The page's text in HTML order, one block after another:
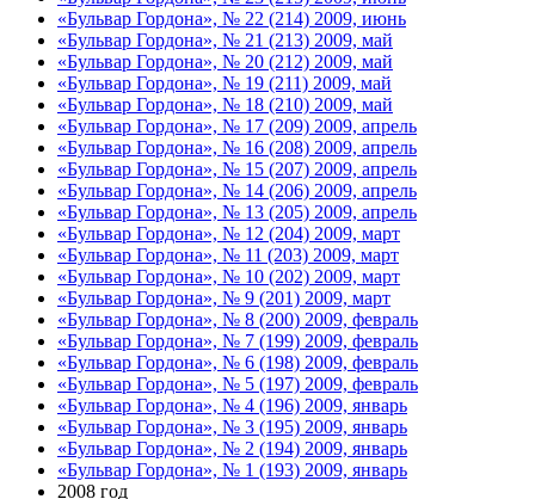
«Бульвар Гордона», № 22 (214) 2009, июнь
«Бульвар Гордона», № 21 (213) 2009, май
«Бульвар Гордона», № 20 (212) 2009, май
«Бульвар Гордона», № 19 (211) 2009, май
«Бульвар Гордона», № 18 (210) 2009, май
«Бульвар Гордона», № 17 (209) 2009, апрель
«Бульвар Гордона», № 16 (208) 2009, апрель
«Бульвар Гордона», № 15 (207) 2009, апрель
«Бульвар Гордона», № 14 (206) 2009, апрель
«Бульвар Гордона», № 13 (205) 2009, апрель
«Бульвар Гордона», № 12 (204) 2009, март
«Бульвар Гордона», № 11 (203) 2009, март
«Бульвар Гордона», № 10 (202) 2009, март
«Бульвар Гордона», № 9 (201) 2009, март
«Бульвар Гордона», № 8 (200) 2009, февраль
«Бульвар Гордона», № 7 (199) 2009, февраль
«Бульвар Гордона», № 6 (198) 2009, февраль
«Бульвар Гордона», № 5 (197) 2009, февраль
«Бульвар Гордона», № 4 (196) 2009, январь
«Бульвар Гордона», № 3 (195) 2009, январь
«Бульвар Гордона», № 2 (194) 2009, январь
«Бульвар Гордона», № 1 (193) 2009, январь
2008 год